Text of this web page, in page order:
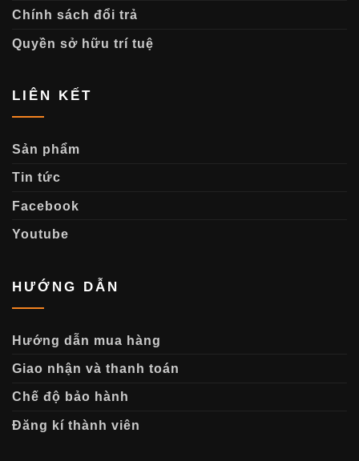
Chính sách đổi trả
Quyền sở hữu trí tuệ
LIÊN KẾT
Sản phẩm
Tin tức
Facebook
Youtube
HƯỚNG DẪN
Hướng dẫn mua hàng
Giao nhận và thanh toán
Chế độ bảo hành
Đăng kí thành viên